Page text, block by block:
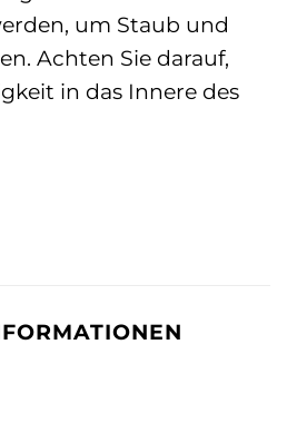
um Staub und
Achten Sie darauf,
in das Innere des